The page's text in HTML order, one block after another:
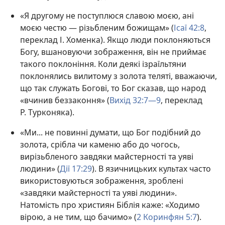
«Я другому не поступлюся славою моєю, ані
моєю честю — різьбленим божищам» (Ісаї 42:8,
переклад І. Хоменка). Якщо люди поклоняються
Богу, вшановуючи зображення, він не приймає
такого поклоніння. Коли деякі ізраїльтяни
поклонялись вилитому з золота теляті, вважаючи,
що так служать Богові, то Бог сказав, що народ
«вчинив беззаконня» (Вихід 32:7—9, переклад
Р. Турконяка).
«Ми... не повинні думати, що Бог подібний до
золота, срібла чи каменю або до чогось,
вирізьбленого завдяки майстерності та уяві
людини» (Дії 17:29). В язичницьких культах часто
використовуються зображення, зроблені
«завдяки майстерності та уяві людини».
Натомість про християн Біблія каже: «Ходимо
вірою, а не тим, що бачимо» (2 Коринфян 5:7).